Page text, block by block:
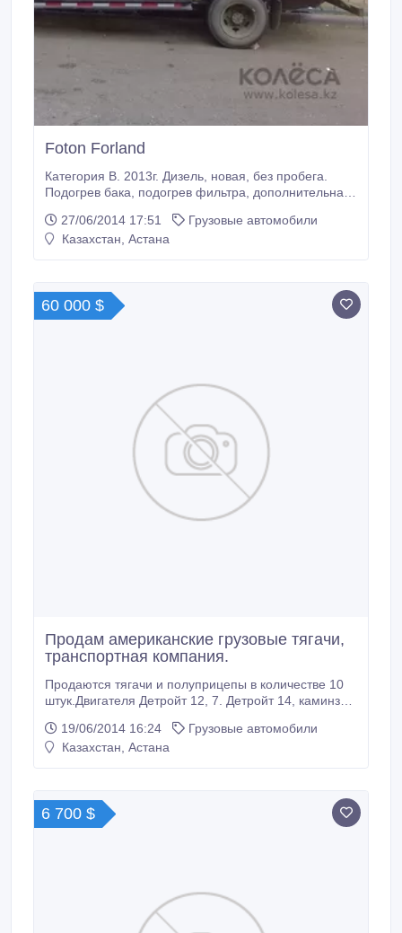
Foton Forland
Категория В. 2013г. Дизель, новая, без пробега.
Подогрев бака, подогрев фильтра, дополнительная
до 4 тонн..
27/06/2014 17:51
Грузовые автомобили
Казахстан, Астана
60 000 $
Продам американские грузовые тягачи,
транспортная компания.
Продаются тягачи и полуприцепы в количестве 10
штук.Двигателя Детройт 12, 7. Детройт 14, каминз
аккумуляторы, рация. +полуприцеп тент Fruehauf,
шмитз. Цена указана в сцепке. Полностью готов на
19/06/2014 16:24
Грузовые автомобили
Казахстан, Астана
6 700 $